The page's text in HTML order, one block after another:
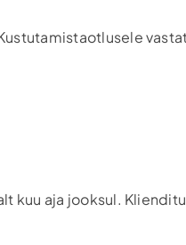
aja jooksul.